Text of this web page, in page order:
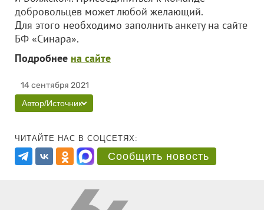
добровольцев может любой желающий.
Для этого необходимо заполнить анкету на сайте
БФ «Синара».
Подробнее на сайте
14 сентября 2021
Автор/Источник
ЧИТАЙТЕ НАС В СОЦСЕТЯХ:
Сообщить новость